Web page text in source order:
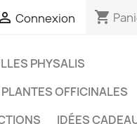
 Connexion shopping_cart
PHYSALIS
PLANTES OFFICINALES
IDÉES